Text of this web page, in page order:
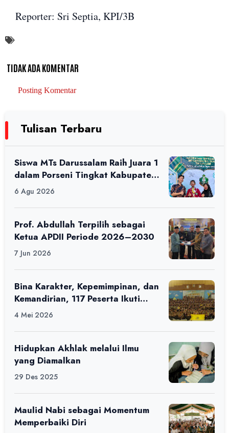
Reporter: Sri Septia, KPI/3B
TIDAK ADA KOMENTAR
Posting Komentar
Tulisan Terbaru
Siswa MTs Darussalam Raih Juara 1
dalam Porseni Tingkat Kabupaten
6 Agu 2026
Prof. Abdullah Terpilih sebagai
Ketua APDII Periode 2026–2030
7 Jun 2026
Bina Karakter, Kepemimpinan, dan
Kemandirian, 117 Peserta Ikuti
Alfaro Camp di MAN 1 Darussalam
4 Mei 2026
Hidupkan Akhlak melalui Ilmu
yang Diamalkan
29 Des 2025
Maulid Nabi sebagai Momentum
Memperbaiki Diri